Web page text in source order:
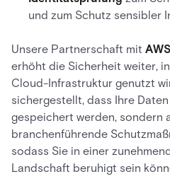
und zum Schutz sensibler
Unsere Partnerschaft mit
erhöht die Sicherheit weiter,
Cloud-Infrastruktur genutzt
sichergestellt, dass Ihre
gespeichert werden, sondern
branchenführende
sodass Sie in einer
Landschaft beruhigt sein